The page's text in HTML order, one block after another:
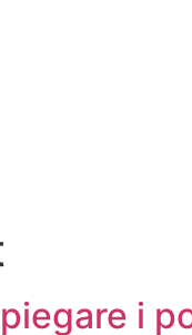
i